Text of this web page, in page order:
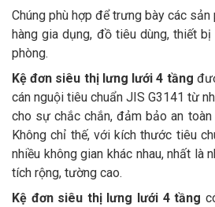
Chúng phù hợp để trưng bày các
hàng gia dụng, đồ tiêu dùng, thiết
phòng.
Kệ đơn siêu thị lưng lưới 4 tầng
cán nguội tiêu chuẩn JIS G3141 từ
cho sự chắc chắn, đảm bảo an
Không chỉ thế, với kích thước tiêu
nhiều không gian khác nhau, nhất là
tích rộng, tường cao.
Kệ đơn siêu thị lưng lưới 4 tầng